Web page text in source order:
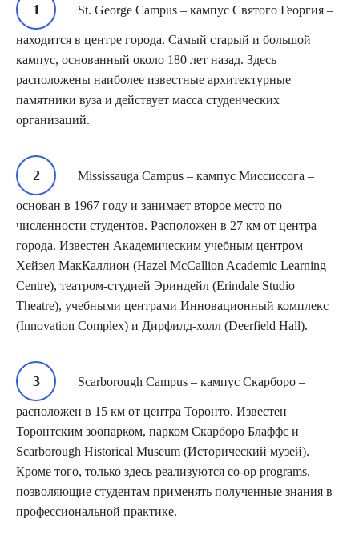
St. George Сampus – кампус Святого Георгия –
находится в центре города. Самый старый и большой
кампус, основанный около 180 лет назад. Здесь
расположены наиболее известные архитектурные
памятники вуза и действует масса студенческих
организаций.
Mississauga Campus – кампус Миссиссога –
основан в 1967 году и занимает второе место по
численности студентов. Расположен в 27 км от центра
города. Известен Академическим учебным центром
Хейзел МакКаллион (Hazel McCallion Academic Learning
Centre), театром-студией Эриндейл (Erindale Studio
Theatre), учебными центрами Инновационный комплекс
(Innovation Complex) и Дирфилд-холл (Deerfield Hall).
Scarborough Campus – кампус Скарборо –
расположен в 15 км от центра Торонто. Известен
Торонтским зоопарком, парком Скарборо Блаффс и
Scarborough Historical Museum (Исторический музей).
Кроме того, только здесь реализуются co-op programs,
позволяющие студентам применять полученные знания в
профессиональной практике.